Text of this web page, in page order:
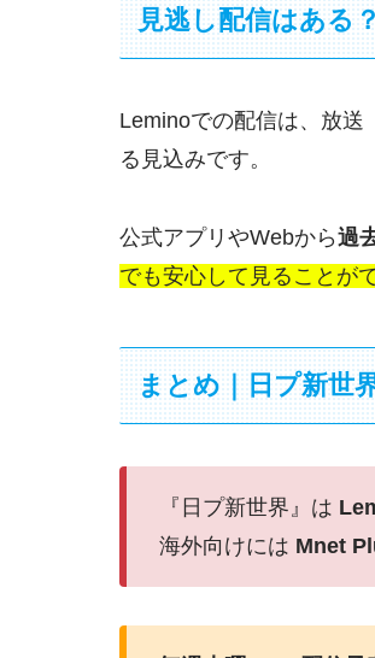
見逃し配信はある
Leminoでの配信は、放送
る見込みです。
公式アプリやWebから過
でも安心して見ることが
まとめ｜日プ新世
『日プ新世界』は
海外向けには Mnet